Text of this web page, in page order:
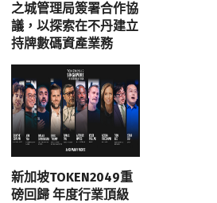
之城管理局簽署合作協
議，以探索在不丹建立
持牌數碼資產業務
新加坡TOKEN2049重
磅回歸 年度行業頂級